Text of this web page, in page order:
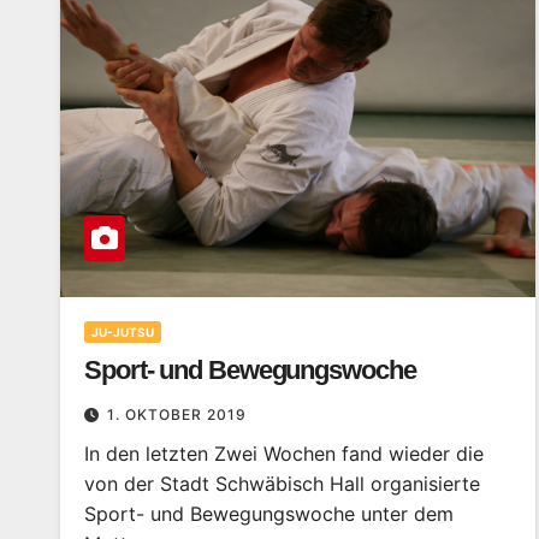
JU-JUTSU
Sport- und Bewegungswoche
1. OKTOBER 2019
In den letzten Zwei Wochen fand wieder die
von der Stadt Schwäbisch Hall organisierte
Sport- und Bewegungswoche unter dem